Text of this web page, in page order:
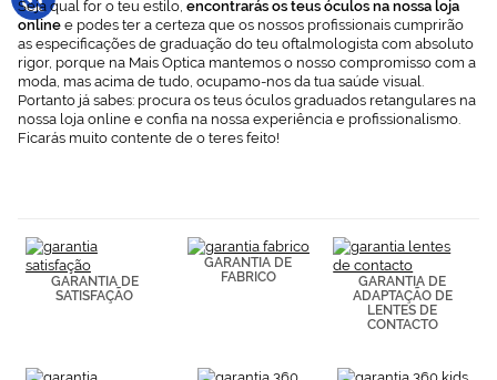
Seja qual for o teu estilo, encontrarás os teus óculos na nossa loja
online e podes ter a certeza que os nossos profissionais cumprirão
as especificações de graduação do teu oftalmologista com absoluto
rigor, porque na Mais Optica mantemos o nosso compromisso com a
moda, mas acima de tudo, ocupamo-nos da tua saúde visual.
Portanto já sabes: procura os teus óculos graduados retangulares na
nossa loja online e confia na nossa experiência e profissionalismo.
Ficarás muito contente de o teres feito!
GARANTIA DE
SATISFAÇÃO
GARANTIA DE
FABRICO
GARANTIA DE
ADAPTAÇÃO DE
LENTES DE
CONTACTO